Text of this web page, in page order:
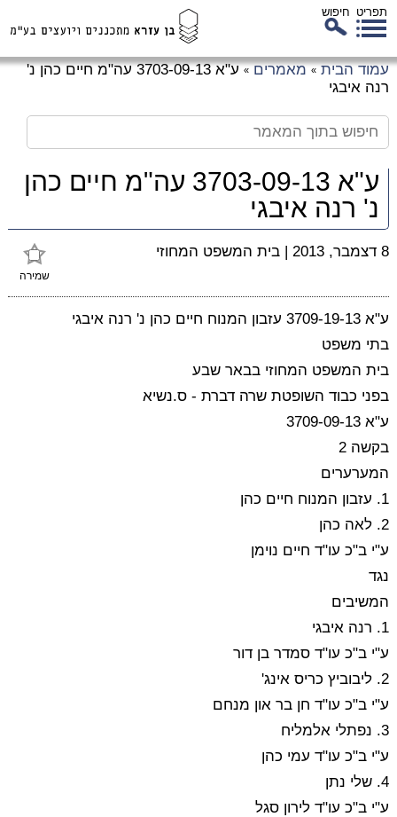
תפריט חיפוש
עמוד הבית » מאמרים »
ע"א 3703-09-13 עה"מ חיים כהן נ'
רנה איבגי
ע"א 3703-09-13 עה"מ חיים כהן
נ' רנה איבגי
שמירה
8 דצמבר, 2013 | בית המשפט המחוזי
ע"א 3709-19-13 עזבון המנוח חיים כהן נ' רנה איבגי
בתי משפט
בית המשפט המחוזי בבאר שבע
בפני כבוד השופטת שרה דברת - ס.נשיא
ע"א 3709-09-13
בקשה 2
המערערים
1. עזבון המנוח חיים כהן
2. לאה כהן
ע"י ב"כ עו"ד חיים נוימן
נגד
המשיבים
1. רנה איבגי
ע"י ב"כ עו"ד סמדר בן דור
2. ליבוביץ כריס אינג'
ע"י ב"כ עו"ד חן בר און מנחם
3. נפתלי אלמליח
ע"י ב"כ עו"ד עמי כהן
4. שלי נתן
ע"י ב"כ עו"ד לירון סגל